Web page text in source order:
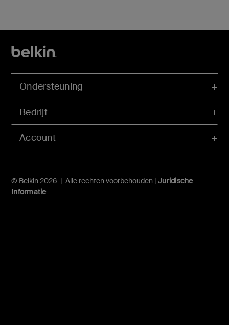
Account
Ondersteuning
Bedrijf
© Belkin 2026 | Alle rechten voorbehouden | Juridische
Informatie